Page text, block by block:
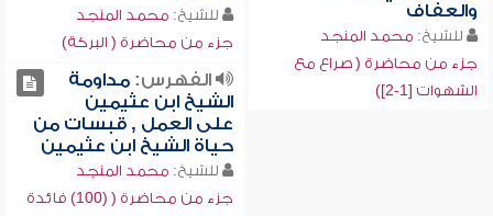
والعفاف
للشيخ: محمد المنجد
جزء من محاضرة ( صراع مع
الشهوات [1-2])
للشيخ: محمد المنجد
جزء من محاضرة ( البركة)
الفهرس:مداومة
الشيخ ابن عثيمين
على العمل , قبسات من
حياة الشيخ ابن عثيمين
للشيخ: محمد المنجد
جزء من محاضرة ( (100) فائدة